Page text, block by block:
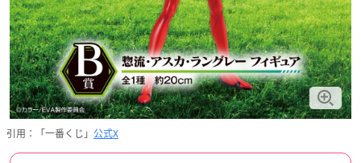
引用：「一番くじ」 公式X